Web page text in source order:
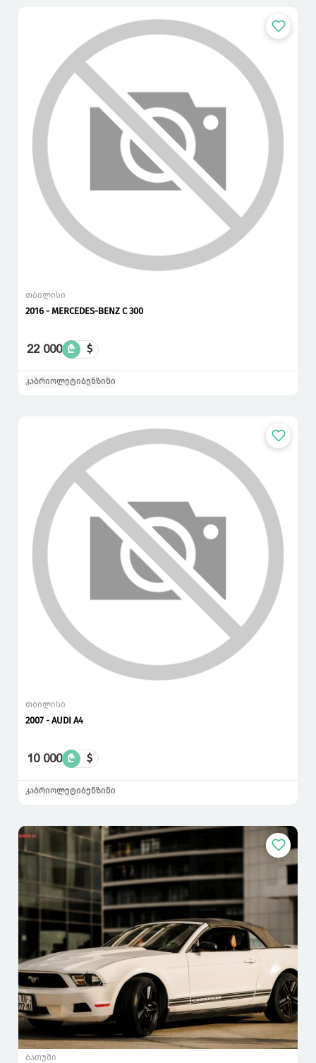
თბილისი
2016 - MERCEDES-BENZ C 300
22 000 ₾ $
კაბრიოლეტიბენზინი
თბილისი
2007 - AUDI A4
10 000 ₾ $
კაბრიოლეტიბენზინი
ბათუმი